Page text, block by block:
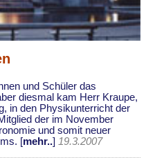
und Schüler das
diesmal kam Herr Kraupe,
in den Physikunterricht der
der im November
und somit neuer
[mehr..] 19.3.2007